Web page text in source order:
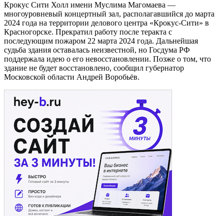
Крокус Сити Холл имени Муслима Магомаева —
многоуровневый концертный зал, располагавшийся до марта
2024 года на территории делового центра «Крокус-Сити» в
Красногорске. Прекратил работу после теракта с
последующим пожаром 22 марта 2024 года. Дальнейшая
судьба здания оставалась неизвестной, но Госдума РФ
поддержала идею о его невосстановлении. Позже о том, что
здание не будет восстановлено, сообщил губернатор
Московской области Андрей Воробьёв.